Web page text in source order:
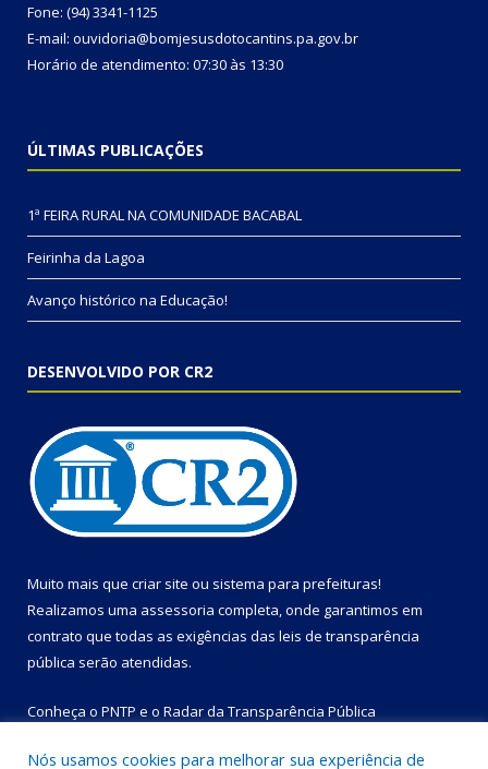
Fone: (94) 3341-1125
E-mail: ouvidoria@bomjesusdotocantins.pa.gov.br
Horário de atendimento: 07:30 às 13:30
ÚLTIMAS PUBLICAÇÕES
1ª FEIRA RURAL NA COMUNIDADE BACABAL
Feirinha da Lagoa
Avanço histórico na Educação!
DESENVOLVIDO POR CR2
Muito mais que criar site ou sistema para prefeituras!
Realizamos uma assessoria completa, onde garantimos em
contrato que todas as exigências das leis de transparência
pública serão atendidas.
Conheça o PNTP e o Radar da Transparência Pública
Nós usamos cookies para melhorar sua experiência de